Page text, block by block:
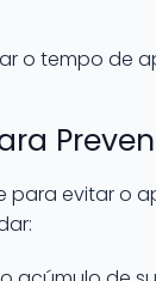
o tempo de
evitar o